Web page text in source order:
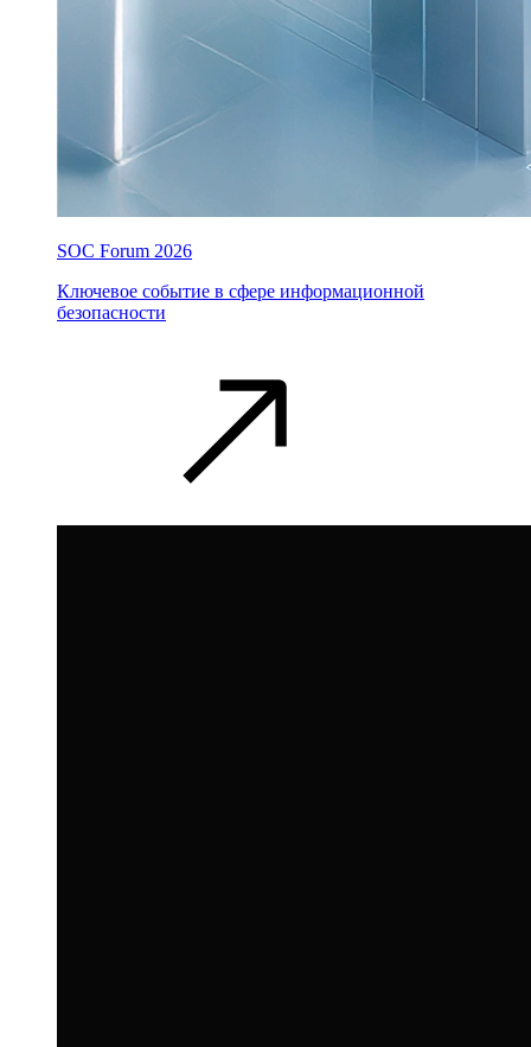
SOC Forum 2026
Ключевое событие в сфере информационной
безопасности